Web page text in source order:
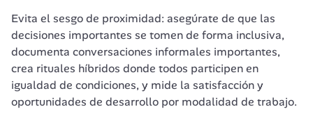
Evita el sesgo de proximidad: asegúrate de que las
decisiones importantes se tomen de forma inclusiva,
documenta conversaciones informales importantes,
crea rituales híbridos donde todos participen en
igualdad de condiciones, y mide la satisfacción y
oportunidades de desarrollo por modalidad de trabajo.